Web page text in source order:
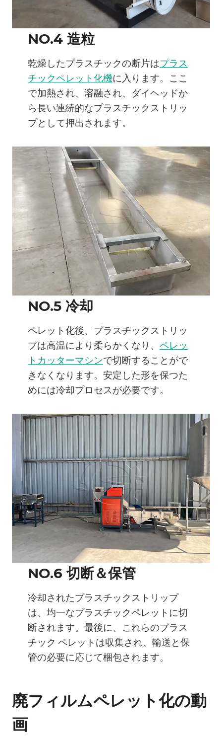
NO.4 造粒
乾燥したプラスチックの断片はプラス
チックペレット化機に入ります。ここ
で加熱され、溶融され、ダイヘッドか
ら長い連続的なプラスチックストリッ
プとして押出されます。
NO.5 冷却
ペレット化後、プラスチックストリッ
プは高温により柔らかくなり、 ペレッ
トカッターマシンで切断することがで
きなくなります。安定した形を保つた
めには冷却プロセスが必要です。
NO.6 切断＆保管
冷却されたプラスチックストリップ
は、均一なプラスチックペレットに切
断されます。最後に、これらのプラス
チック ペレットは収集され、輸送と保
管の必要に応じて梱包されます。
廃フィルムペレット化の動
画